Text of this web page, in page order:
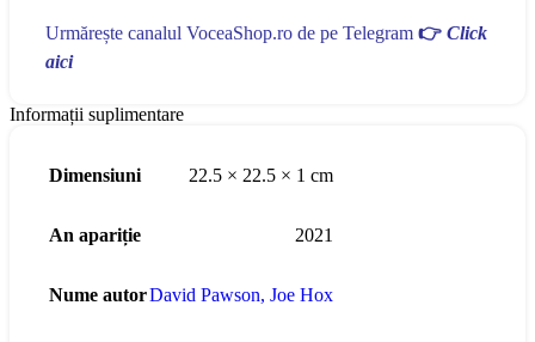
Urmărește canalul VoceaShop.ro de pe Telegram 👉 Click
aici
Informații suplimentare
Dimensiuni 22.5 × 22.5 × 1 cm
An apariție 2021
Nume autorDavid Pawson, Joe Hox